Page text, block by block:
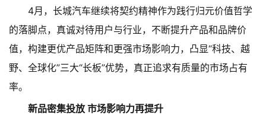
4月，长城汽车继续将契约精神作为践行归元价值哲学
的落脚点，真诚对待用户与行业，不断提升产品和品牌价
值，构建更优产品矩阵和更强市场影响力，凸显“科技、越
野、全球化”三大“长板”优势，真正追求有质量的市场占有
率。
新品密集投放 市场影响力再提升